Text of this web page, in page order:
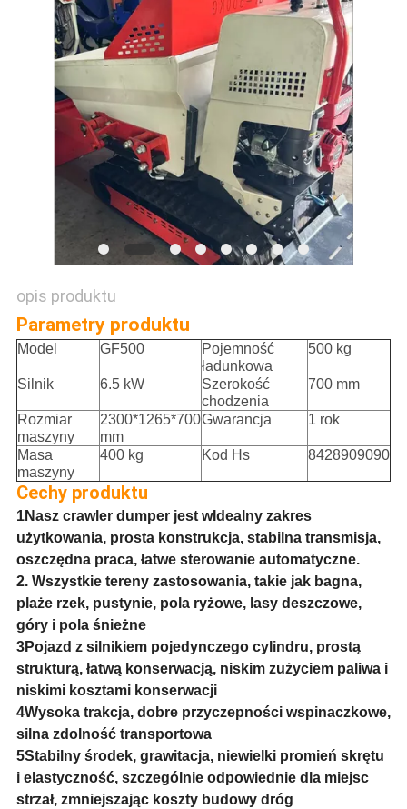
POLITYKA
PRYWATNOŚCI
opis produktu
Parametry produktu
Model GF500
Pojemność
ładunkowa
500 kg
Silnik 6.5 kW
Szerokość
chodzenia
700 mm
Rozmiar
maszyny
2300*1265*700
mm
Gwarancja 1 rok
Masa
maszyny
400 kg Kod Hs 8428909090
Cechy produktu
1Nasz crawler dumper jest wIdealny zakres
użytkowania, prosta konstrukcja, stabilna transmisja,
oszczędna praca, łatwe sterowanie automatyczne.
2. Wszystkie tereny zastosowania, takie jak bagna,
plaże rzek, pustynie, pola ryżowe, lasy deszczowe,
góry i pola śnieżne
3Pojazd z silnikiem pojedynczego cylindru, prostą
strukturą, łatwą konserwacją, niskim zużyciem paliwa i
niskimi kosztami konserwacji
4Wysoka trakcja, dobre przyczepności wspinaczkowe,
silna zdolność transportowa
5Stabilny środek, grawitacja, niewielki promień skrętu
i elastyczność, szczególnie odpowiednie dla miejsc
strzał, zmniejszając koszty budowy dróg